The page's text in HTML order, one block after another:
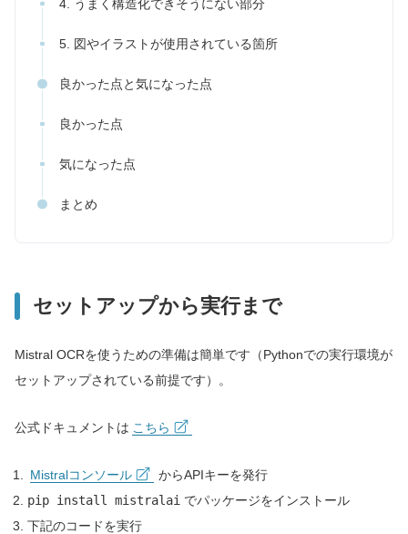
4. うまく構造化できそうにない部分
5. 図やイラストが使用されている箇所
良かった点と気になった点
良かった点
気になった点
まとめ
セットアップから実行まで
Mistral OCRを使うための準備は簡単です（Pythonでの実行環境が
セットアップされている前提です）。
公式ドキュメントは こちら
Mistralコンソール
からAPIキーを発行
pip install mistralai でパッケージをインストール
下記のコードを実行